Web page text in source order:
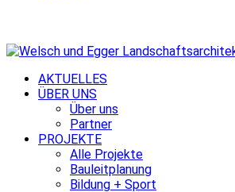
AKTUELLES
ÜBER UNS
Über uns
Partner
PROJEKTE
Alle Projekte
Bauleitplanung
Bildung + Sport